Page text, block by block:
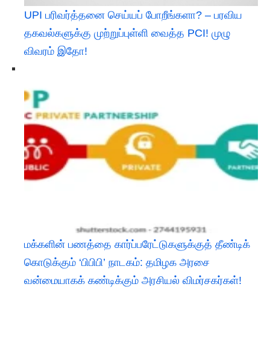
UPI பரிவர்த்தனை செய்யப் போறீங்களா? – பரவிய
தகவல்களுக்கு முற்றுப்புள்ளி வைத்த PCI! முழு
விவரம் இதோ!
மக்களின் பணத்தை கார்ப்பரேட்டுகளுக்குத் தீண்டிக்
கொடுக்கும் ‘பிபிபி’ நாடகம்: தமிழக அரசை
வன்மையாகக் கண்டிக்கும் அரசியல் விமர்சகர்கள்!